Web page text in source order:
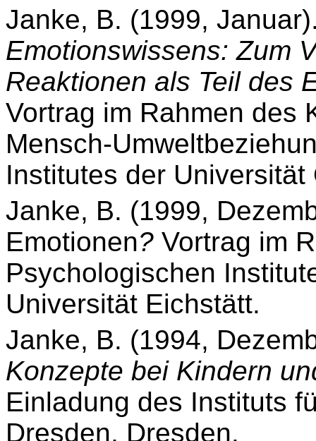
Janke, B. (1999,
Emotionswissens: Zum
Reaktionen als Teil des
Vortrag im Rahmen des
Mensch-
Institutes der Universität
Janke, B. (1999,
Emotionen? Vortrag im
Psychologischen
Universität Eichstätt.
Janke, B. (1994,
Konzepte bei Kindern
Einladung des Instituts
Dresden, Dresden.